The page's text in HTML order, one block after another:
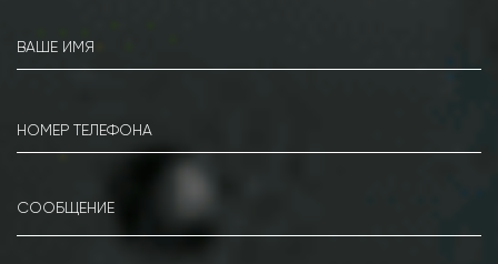
Насосы серии КМ
Насосы серии MG
Насосы серии Kordis
Фекальные погружные насосы